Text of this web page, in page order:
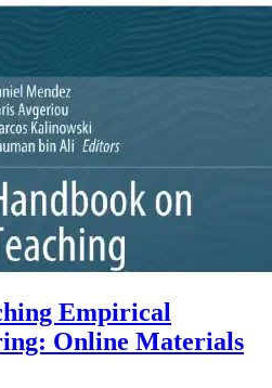
Empirical
Online Materials